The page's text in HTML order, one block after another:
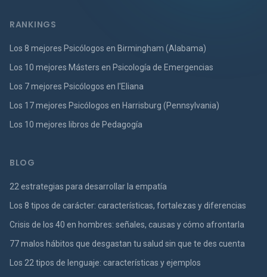
RANKINGS
Los 8 mejores Psicólogos en Birmingham (Alabama)
Los 10 mejores Másters en Psicología de Emergencias
Los 7 mejores Psicólogos en l'Eliana
Los 17 mejores Psicólogos en Harrisburg (Pennsylvania)
Los 10 mejores libros de Pedagogía
BLOG
22 estrategias para desarrollar la empatía
Los 8 tipos de carácter: características, fortalezas y diferencias
Crisis de los 40 en hombres: señales, causas y cómo afrontarla
77 malos hábitos que desgastan tu salud sin que te des cuenta
Los 22 tipos de lenguaje: características y ejemplos